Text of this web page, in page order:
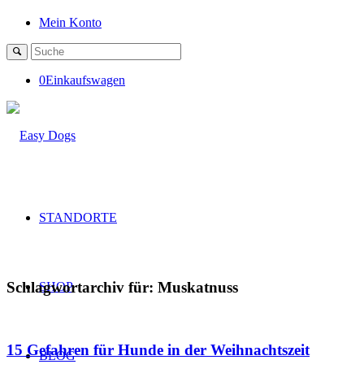
Mein Konto
0Einkaufswagen
STANDORTE
SHOP
BLOG
Schlagwortarchiv für: Muskatnuss
15 Gefahren für Hunde in der Weihnachtszeit